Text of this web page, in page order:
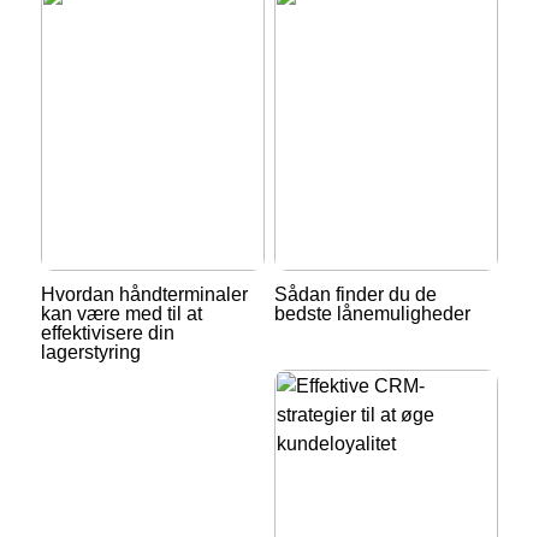
Hvordan håndterminaler
kan være med til at
effektivisere din
lagerstyring
Sådan finder du de
bedste lånemuligheder